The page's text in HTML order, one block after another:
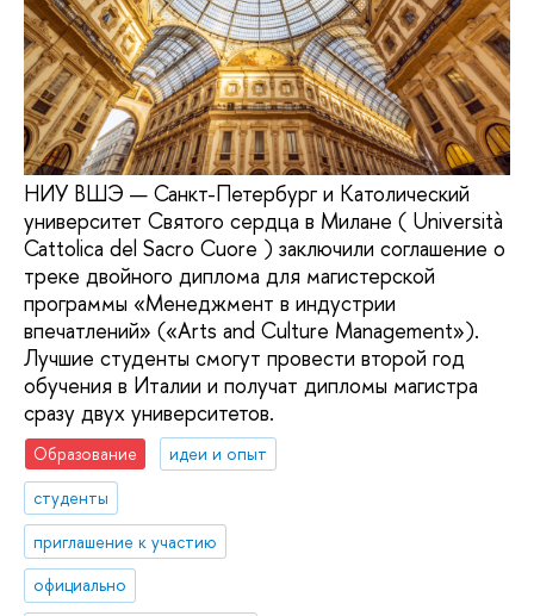
НИУ ВШЭ — Санкт-Петербург и Католический
университет Святого сердца в Милане ( Università
Cattolica del Sacro Cuore ) заключили соглашение о
треке двойного диплома для магистерской
программы «Менеджмент в индустрии
впечатлений» («Arts and Culture Management»).
Лучшие студенты смогут провести второй год
обучения в Италии и получат дипломы магистра
сразу двух университетов.
Образование
идеи и опыт
студенты
приглашение к участию
официально